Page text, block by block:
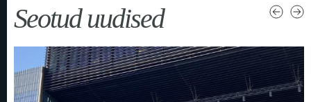
Seotud uudised